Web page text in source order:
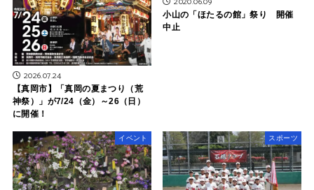
2026.07.24
【真岡市】「真岡の夏まつり（荒
神祭）」が7/24（金）～26（日）
に開催！
小山の「ほたるの館」祭り 開催
中止
イベント スポーツ